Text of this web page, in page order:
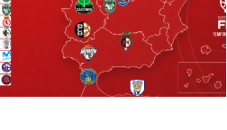
Staff Técnico
para la
temporada